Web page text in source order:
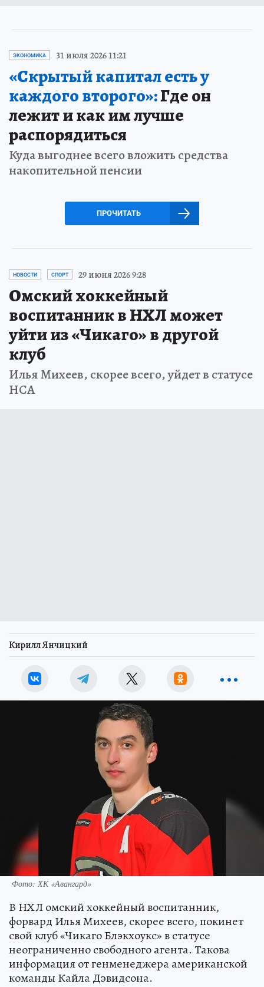
ЭКОНОМИКА 31 июля 2026 11:21
«Скрытый капитал есть у
каждого второго»:Где он
лежит и как им лучше
распорядиться
Куда выгоднее всего вложить средства
накопительной пенсии
ПРОЧИТАТЬ
НОВОСТИ СПОРТ 29 июня 2026 9:28
Омский хоккейный
воспитанник в НХЛ может
уйти из «Чикаго» в другой
клуб
Илья Михеев, скорее всего, уйдет в статусе
НСА
Кирилл Янчицкий
Фото: ХК «Авангард»
В НХЛ омский хоккейный воспитанник,
форвард Илья Михеев, скорее всего, покинет
свой клуб «Чикаго Блэкхоукс» в статусе
неограниченно свободного агента. Такова
информация от генменеджера американской
команды Кайла Дэвидсона.